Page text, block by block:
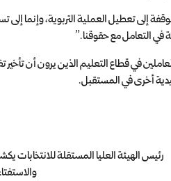
إلى تعطيل العملية التربوية، وإنما
في التعامل مع حقوقنا.”
في قطاع التعليم الذين يرون أن
أخرى في المستقبل.
رئيس الهيئة العليا المستقلة للانتخابات
والاستفتاءات